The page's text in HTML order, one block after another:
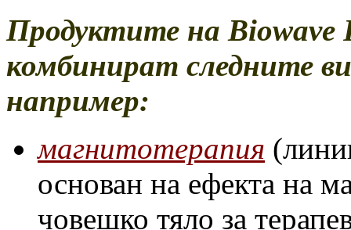
Продуктите на Biowave
комбинират следните
например:
магнитотерапия
основан на ефекта на
човешко тяло за